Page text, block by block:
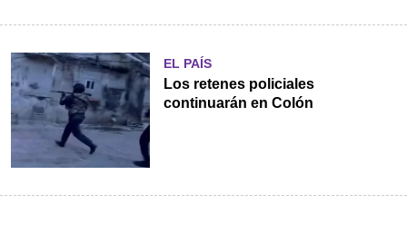
EL PAÍS
Los retenes policiales
continuarán en Colón